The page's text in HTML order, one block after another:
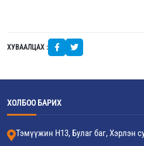
ХУВААЛЦАХ :
ХОЛБОО БАРИХ
Тэмүүжин Н13, Булаг баг, Хэрлэн